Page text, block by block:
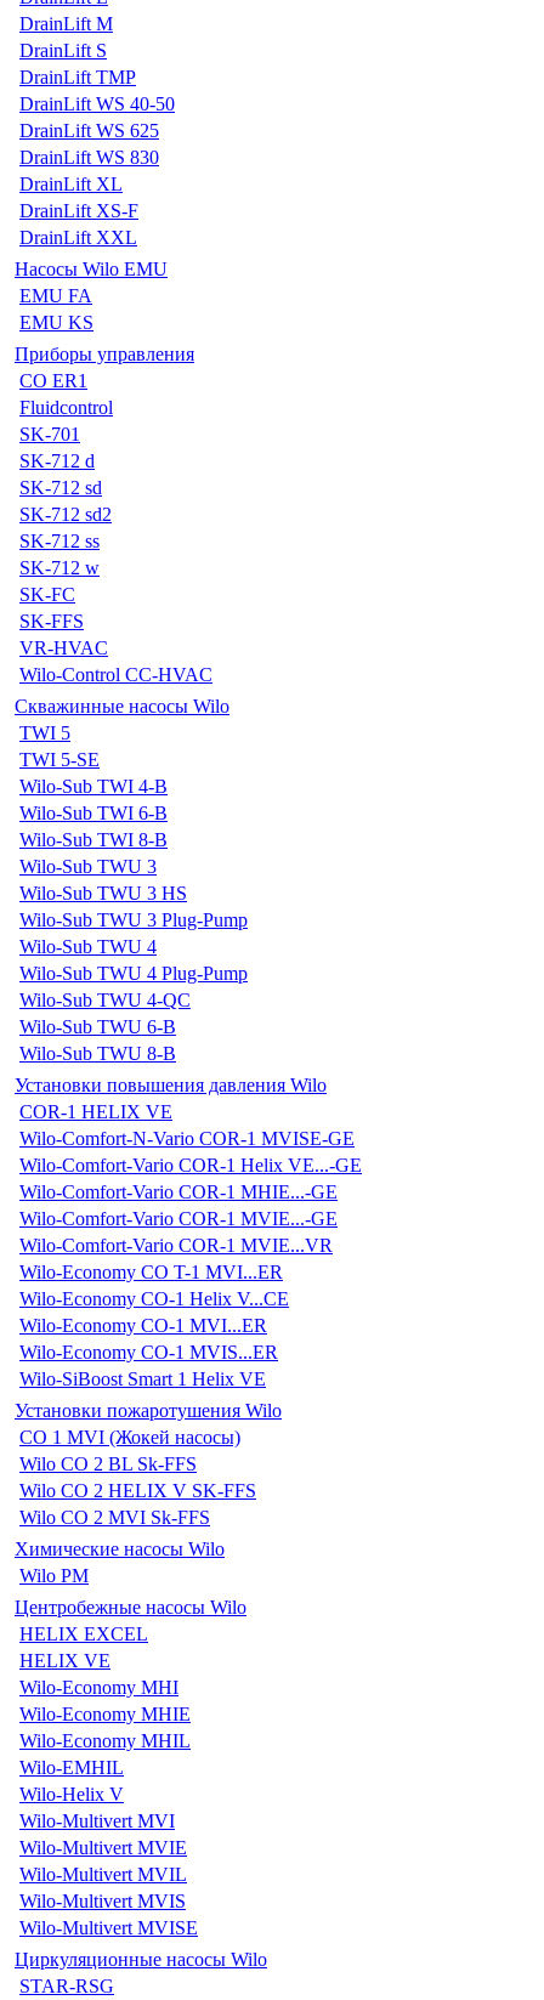
DrainLift M
DrainLift S
DrainLift TMP
DrainLift WS 40-50
DrainLift WS 625
DrainLift WS 830
DrainLift XL
DrainLift XS-F
DrainLift XXL
Насосы Wilo EMU
EMU FA
EMU KS
Приборы управления
CO ER1
Fluidcontrol
SK-701
SK-712 d
SK-712 sd
SK-712 sd2
SK-712 ss
SK-712 w
SK-FC
SK-FFS
VR-HVAC
Wilo-Control CC-HVAC
Скважинные насосы Wilo
TWI 5
TWI 5-SE
Wilo-Sub TWI 4-B
Wilo-Sub TWI 6-B
Wilo-Sub TWI 8-B
Wilo-Sub TWU 3
Wilo-Sub TWU 3 HS
Wilo-Sub TWU 3 Plug-Pump
Wilo-Sub TWU 4
Wilo-Sub TWU 4 Plug-Pump
Wilo-Sub TWU 4-QC
Wilo-Sub TWU 6-B
Wilo-Sub TWU 8-B
Установки повышения давления Wilo
COR-1 HELIX VE
Wilo-Comfort-N-Vario COR-1 MVISE-GE
Wilo-Comfort-Vario COR-1 Helix VE...-GE
Wilo-Comfort-Vario COR-1 MHIE...-GE
Wilo-Comfort-Vario COR-1 MVIE...-GE
Wilo-Comfort-Vario COR-1 MVIE...VR
Wilo-Economy CO T-1 MVI...ER
Wilo-Economy CO-1 Helix V...CE
Wilo-Economy CO-1 MVI...ER
Wilo-Economy CO-1 MVIS...ER
Wilo-SiBoost Smart 1 Helix VE
Установки пожаротушения Wilo
CO 1 MVI (Жокей насосы)
Wilo CO 2 BL Sk-FFS
Wilo CO 2 HELIX V SK-FFS
Wilo CO 2 MVI Sk-FFS
Химические насосы Wilo
Wilo PM
Центробежные насосы Wilo
HELIX EXCEL
HELIX VE
Wilo-Economy MHI
Wilo-Economy MHIE
Wilo-Economy MHIL
Wilo-EMHIL
Wilo-Helix V
Wilo-Multivert MVI
Wilo-Multivert MVIE
Wilo-Multivert MVIL
Wilo-Multivert MVIS
Wilo-Multivert MVISE
Циркуляционные насосы Wilo
STAR-RSG